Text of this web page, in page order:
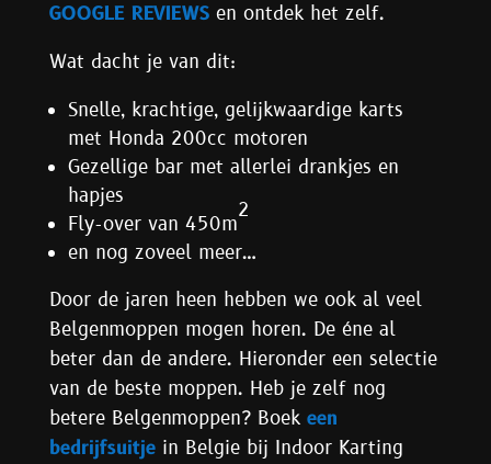
GOOGLE REVIEWSen ontdek het zelf.
Wat dacht je van dit:
Snelle, krachtige, gelijkwaardige karts
met Honda 200cc motoren
Gezellige bar met allerlei drankjes en
hapjes
Fly-over van 450m
2
en nog zoveel meer…
Door de jaren heen hebben we ook al veel
Belgenmoppen mogen horen. De éne al
beter dan de andere. Hieronder een selectie
van de beste moppen. Heb je zelf nog
betere Belgenmoppen? Boek een
bedrijfsuitjein Belgie bij Indoor Karting